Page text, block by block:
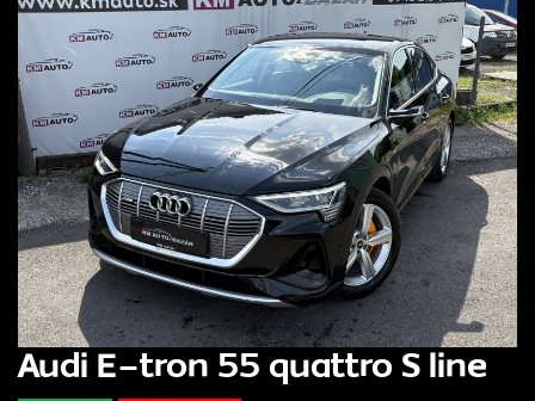
Audi E-tron 55 quattro S line